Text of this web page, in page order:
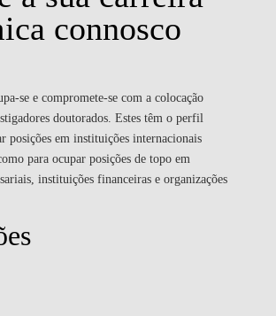
connosco
se e compromete-se com a colocação
doutorados. Estes têm o perfil
posições em instituições internacionais
para ocupar posições de topo em
instituições financeiras e organizações